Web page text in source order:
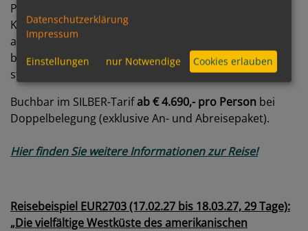
Portimão und Cádiz, die mit beeindruckenden
Küstenlandschaften, britisch geprägtem Flair sowie
andalusischer Tradition zusätzliche Facetten eröffnen,
bevor die Route an der Costa del Sol ihren
stimmungsvollen Abschluss findet.
Buchbar im SILBER-Tarifab € 4.690,- pro Person bei
Doppelbelegung (exklusive An- und Abreisepaket).
Hier finden Sie weitere Informationen zur Reise!
Reisebeispiel EUR2703 (17.02.27 bis 18.03.27, 29 Tage):
„Die vielfältige Westküste des amerikanischen
Datenschutzerklärung
Impressum
Einstellungen nur Notwendige Cookies erlauben